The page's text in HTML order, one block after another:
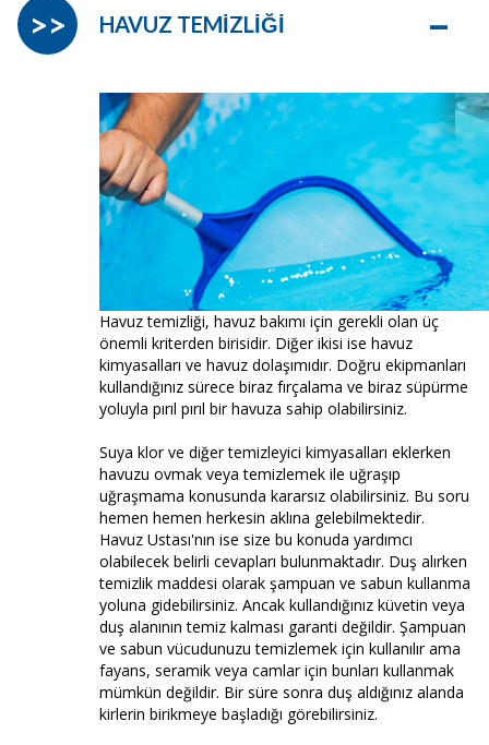
HAVUZ TEMİZLİĞİ –
>>
Havuz temizliği, havuz bakımı için gerekli olan üç
önemli kriterden birisidir. Diğer ikisi ise havuz
kimyasalları ve havuz dolaşımıdır. Doğru ekipmanları
kullandığınız sürece biraz fırçalama ve biraz süpürme
yoluyla pırıl pırıl bir havuza sahip olabilirsiniz.
Suya klor ve diğer temizleyici kimyasalları eklerken
havuzu ovmak veya temizlemek ile uğraşıp
uğraşmama konusunda kararsız olabilirsiniz. Bu soru
hemen hemen herkesin aklına gelebilmektedir.
Havuz Ustası'nın ise size bu konuda yardımcı
olabilecek belirli cevapları bulunmaktadır. Duş alırken
temizlik maddesi olarak şampuan ve sabun kullanma
yoluna gidebilirsiniz. Ancak kullandığınız küvetin veya
duş alanının temiz kalması garanti değildir. Şampuan
ve sabun vücudunuzu temizlemek için kullanılır ama
fayans, seramik veya camlar için bunları kullanmak
mümkün değildir. Bir süre sonra duş aldığınız alanda
kirlerin birikmeye başladığı görebilirsiniz.